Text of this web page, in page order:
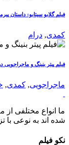
فیلم گلابو سیتابو: داستان
کمدی, درام
فیلم پیتر بنینگ و
ماجراجویی, کمدی,
ما انواع مختلفی از
شده اند به نوعی با
نکو فیلم